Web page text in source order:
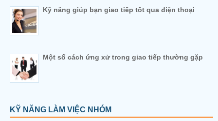
Kỹ năng giúp bạn giao tiếp tốt qua điện thoại
Một số cách ứng xử trong giao tiếp thường gặp
KỸ NĂNG LÀM VIỆC NHÓM